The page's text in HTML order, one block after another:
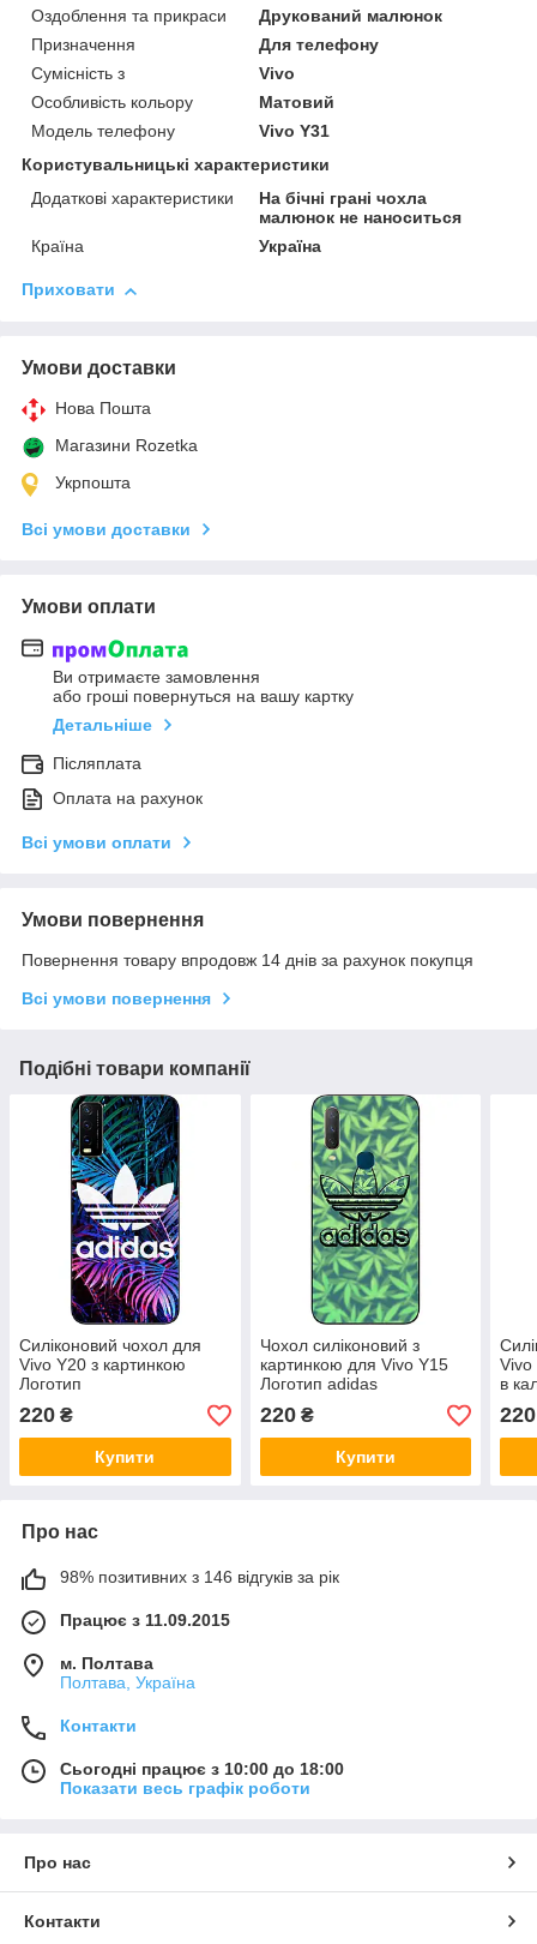
Оздоблення та прикраси
Друкований малюнок
Призначення
Для телефону
Сумісність з
Vivo
Особливість кольору
Матовий
Модель телефону
Vivo Y31
Користувальницькі характеристики
Додаткові характеристики
На бічні грані чохла
малюнок не наноситься
Країна
Україна
Приховати
Умови доставки
Нова Пошта
Магазини Rozetka
Укрпошта
Всі умови доставки
Умови оплати
Ви отримаєте замовлення
або гроші повернуться на вашу картку
Детальніше
Післяплата
Оплата на рахунок
Всі умови оплати
Умови повернення
Повернення товару впродовж 14 днів за рахунок покупця
Всі умови повернення
Подібні товари компанії
Силіконовий чохол для
Vivo Y20 з картинкою
Логотип
220 ₴
Купити
Чохол силіконовий з
картинкою для Vivo Y15
Логотип adidas
220₴
Купити
Vivo
в
220
Про нас
98% позитивних з 146 відгуків за рік
Працює з 11.09.2015
м. Полтава
Полтава, Україна
Контакти
Сьогодні працює з 10:00 до 18:00
Показати весь графік роботи
Про нас
Контакти